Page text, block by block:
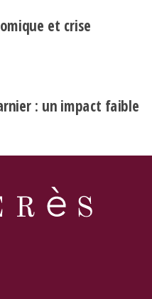
et crise
: un impact faible